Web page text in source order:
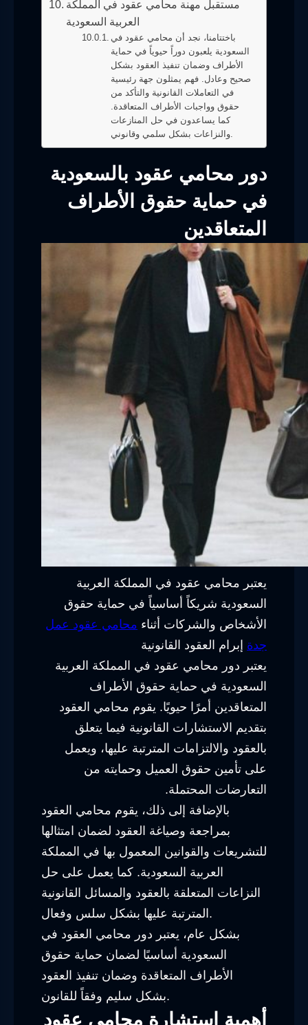
مستقبل مهنة محامي عقود في المملكة
العربية السعودية
باختتامنا، نجد أن محامي عقود في
السعودية يلعبون دوراً حيوياً في حماية
الأطراف وضمان تنفيذ العقود بشكل
صحيح وعادل. فهم يمثلون جهة رئيسية
في التعاملات القانونية والتأكد من
حقوق وواجبات الأطراف المتعاقدة.
كما يساعدون في حل المنازعات
دور محامي عقود بالسعودية
في حماية حقوق الأطراف
المتعاقدين
يعتبر محامي عقود في المملكة العربية
السعودية شريكاً أساسياً في حماية حقوق
الأشخاص والشركات أثناء محامي عقود عمل
جدة إبرام العقود القانونية
يعتبر دور محامي عقود في المملكة العربية
السعودية في حماية حقوق الأطراف
المتعاقدين أمرًا حيويًا. يقوم محامي العقود
بتقديم الاستشارات القانونية فيما يتعلق
بالعقود والالتزامات المترتبة عليها، ويعمل
على تأمين حقوق العميل وحمايته من
التعارضات المحتملة.
بالإضافة إلى ذلك، يقوم محامي العقود
بمراجعة وصياغة العقود لضمان امتثالها
للتشريعات والقوانين المعمول بها في المملكة
العربية السعودية. كما يعمل على حل
النزاعات المتعلقة بالعقود والمسائل القانونية
المترتبة عليها بشكل سلس وفعال.
بشكل عام، يعتبر دور محامي العقود في
السعودية أساسيًا لضمان حماية حقوق
الأطراف المتعاقدة وضمان تنفيذ العقود
بشكل سليم وفقاً للقانون.
أهمية استشارة محامي عقود